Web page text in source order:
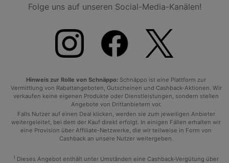
Folge uns auf unseren Social-Media-Kanälen!
Hinweis zur Rolle von Schnäppo: Schnäppo ist eine Plattform zur
Vermittlung von Rabattangeboten, Gutscheinen und Cashback-Aktionen. Wir
verkaufen keine eigenen Produkte oder Dienstleistungen, sondern stellen
Angebote von Drittanbietern vor.
Falls Nutzer auf einen Deal klicken, werden sie zum jeweiligen Anbieter
weitergeleitet, bei dem der Kauf direkt erfolgt. In einigen Fällen erhalten wir
eine Provision über Affiliate-Netzwerke, die wir teilweise in Form von
Cashback an unsere Nutzer weitergeben.
1 Dieses Angebot enthält unter Umständen eine Cashback-Vergütung über